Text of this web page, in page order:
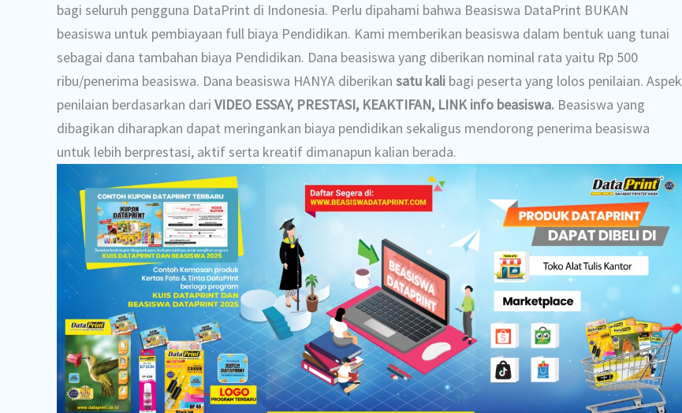
bagi seluruh pengguna DataPrint di Indonesia. Perlu dipahami bahwa Beasiswa DataPrint BUKAN
beasiswa untuk pembiayaan full biaya Pendidikan. Kami memberikan beasiswa dalam bentuk uang tunai
sebagai dana tambahan biaya Pendidikan. Dana beasiswa yang diberikan nominal rata yaitu Rp 500
ribu/penerima beasiswa. Dana beasiswa HANYA diberikan satu kali bagi peserta yang lolos penilaian. Aspek
penilaian berdasarkan dari VIDEO ESSAY, PRESTASI, KEAKTIFAN, LINK info beasiswa. Beasiswa yang
dibagikan diharapkan dapat meringankan biaya pendidikan sekaligus mendorong penerima beasiswa
untuk lebih berprestasi, aktif serta kreatif dimanapun kalian berada.